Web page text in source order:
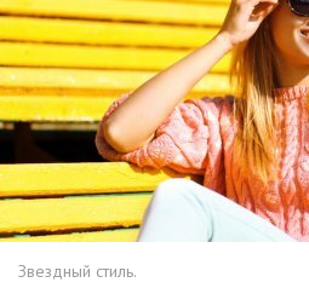
Звездный стиль.